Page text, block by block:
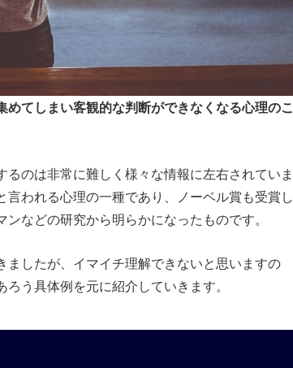
てしまい客観的な判断ができなくなる心理のこ
のは非常に難しく様々な情報に左右されていま
われる心理の一種であり、ノーベル賞も受賞し
などの研究から明らかになったものです。
したが、イマイチ理解できないと思いますの
う具体例を元に紹介していきます。